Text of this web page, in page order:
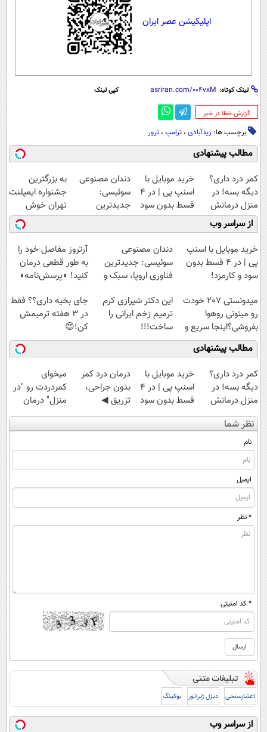
اپلیکیشن عصر ایران
لینک کوتاه: کپی لینک
‌گزارش خطا در خبر
برچسب ها: زیدآبادی ، ترامپ ، ترور
مطالب پیشنهادی
کمر درد داری؟
دیگه بسه! در
منزل درمانش
کن
(◀پرسش‌نامه)
خرید موبایل با
اسنپ پی | در ۴
قسط بدون سود
و کارمزد!
دندان مصنوعی
سوئیسی:
جدیدترین
فناوری اروپا،
سبک و مقاوم |
پرداخت قسطی
به بزرگترین
جشنواره ایمپلنت
تهران خوش
اومدید! | فقط
۲۵ میلیون !
از سراسر وب
خرید موبایل با اسنپ
پی | در ۴ قسط بدون
سود و کارمزد!
دندان مصنوعی
سوئیسی: جدیدترین
فناوری اروپا، سبک و
قسطی
آرتروز مفاصل خود را
به طور قطعی درمان
کنید! ◗پرسش‌نامه◖
میدونستی 207 خودت
رو میتونی روهوا
بفروشی؟اینجا سریع و
راحت بفروش
این دکتر شیرازی کرم
ترمیم زخم ایرانی را
ساخت!!!
جای بخیه داری؟؟ فقط
در 3 هفته ترمیمش
کن!😍
مطالب پیشنهادی
کمر درد داری؟
دیگه بسه! در
منزل درمانش
کن
(◀پرسش‌نامه)
خرید موبایل با
اسنپ پی | در ۴
قسط بدون سود
و کارمزد!
درمان درد کمر
بدون جراحی،
تزریق ◀
پرسش‌نامه رو پر
کن ▶
میخوای
کمردردت رو "در
منزل" درمان
کنی؟ (◂فیلم +
◂پرسش‌نامه)
نظر شما
نام
ایمیل
* نظر
* کد امنیتی
اعتبارسنجی دیزل ژنراتور بوکینگ
از سراسر وب